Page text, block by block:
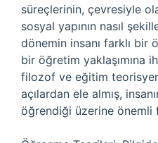
süreçlerinin, çevresiyle
sosyal yapının nasıl
dönemin insanı farklı bir
bir öğretim yaklaşımına
filozof ve eğitim
açılardan ele almış,
öğrendiği üzerine